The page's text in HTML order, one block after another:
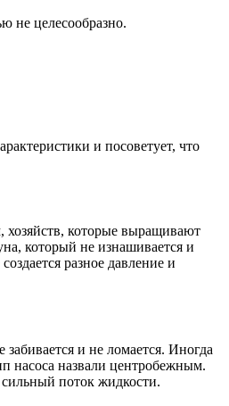
не целесообразно.
и посоветует, что
которые выращивают
который не изнашивается и
разное давление и
и не ломается. Иногда
насоса назвали центробежным.
сильный поток жидкости.